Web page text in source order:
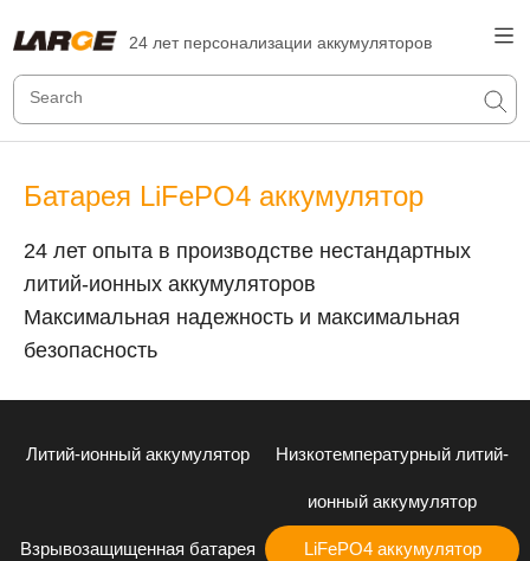
24 лет персонализации аккумуляторов
Батарея LiFePO4 аккумулятор
24 лет опыта в производстве нестандартных
литий-ионных аккумуляторов
Максимальная надежность и максимальная
безопасность
Литий-ионный аккумулятор Низкотемпературный литий-
ионный аккумулятор
Взрывозащищенная батарея LiFePO4 аккумулятор